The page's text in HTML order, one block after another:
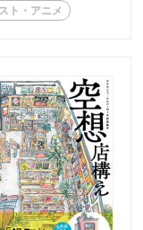
ト・アニメ